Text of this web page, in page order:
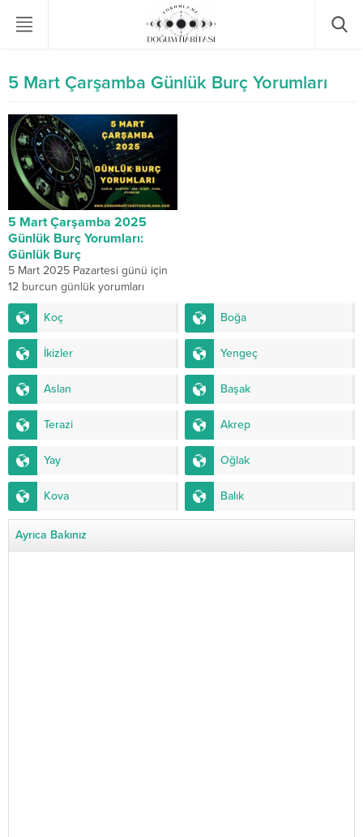
5 Mart Çarşamba Günlük Burç Yorumları
5 Mart Çarşamba 2025
Günlük Burç Yorumları:
Günlük Burç
5 Mart 2025 Pazartesi günü için
12 burcun günlük yorumları
detaylıca ele alınmıştır. Her burçta
bekarlar, evliler ve sevgilisinden
ayrılanlar...
Koç Boğa
İkizler Yengeç
Aslan Başak
Terazi Akrep
Yay Oğlak
Kova Balık
Ayrıca Bakınız